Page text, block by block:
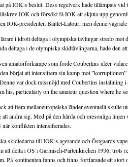
på IOK:s beslut. Dess regelverk hade tillämpats vid
IOK och försökt få IOK att skjuta upp
IOK-presidenten Baillet-Latour, men denne vägrade
i idrott deltaga i olympiska tävlingar stredo mot
deltaga i de olympiska skidtävlingarna, hade den
amatörförkämpe som förde Coubertins idéer
börjat att intensifiera sin kamp mot
var dock missnöjd med Coubertins inställning
his, particularly on the amateur question where he
att flera mellaneuropeiska länder eventuellt skulle
ändra sig. Med på den hårda och oresonliga
när konflikten intensifierades.
skidledarna till IOK:s agerande och Östgaards
att delta i OS i Garmisch-Partenkirchen 1936, trots
På kontinenten fanns och finns fortfarande ett